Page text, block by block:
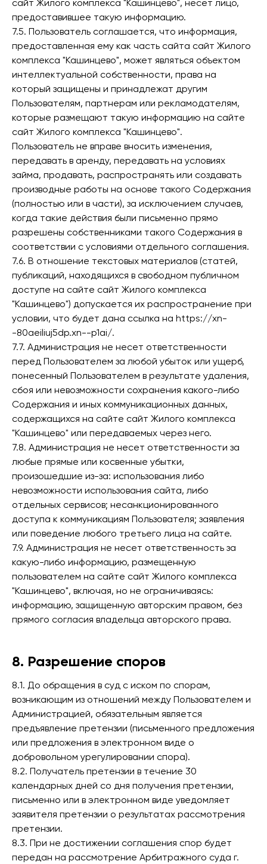
сайт Жилого комплекса "Кашинцево", несет лицо,
предоставившее такую информацию.
7.5. Пользователь соглашается, что информация,
предоставленная ему как часть сайта сайт Жилого
комплекса "Кашинцево", может являться объектом
интеллектуальной собственности, права на
который защищены и принадлежат другим
Пользователям, партнерам или рекламодателям,
которые размещают такую информацию на сайте
сайт Жилого комплекса "Кашинцево".
Пользователь не вправе вносить изменения,
передавать в аренду, передавать на условиях
займа, продавать, распространять или создавать
производные работы на основе такого Содержания
(полностью или в части), за исключением случаев,
когда такие действия были письменно прямо
разрешены собственниками такого Содержания в
соответствии с условиями отдельного соглашения.
7.6. В отношение текстовых материалов (статей,
публикаций, находящихся в свободном публичном
доступе на сайте сайт Жилого комплекса
"Кашинцево") допускается их распространение при
условии, что будет дана ссылка на https://xn-
-80aeiliuj5dp.xn--p1ai/.
7.7. Администрация не несет ответственности
перед Пользователем за любой убыток или ущерб,
понесенный Пользователем в результате удаления,
сбоя или невозможности сохранения какого-либо
Содержания и иных коммуникационных данных,
содержащихся на сайте сайт Жилого комплекса
"Кашинцево" или передаваемых через него.
7.8. Администрация не несет ответственности за
любые прямые или косвенные убытки,
произошедшие из-за: использования либо
невозможности использования сайта, либо
отдельных сервисов; несанкционированного
доступа к коммуникациям Пользователя; заявления
или поведение любого третьего лица на сайте.
7.9. Администрация не несет ответственность за
какую-либо информацию, размещенную
пользователем на сайте сайт Жилого комплекса
"Кашинцево", включая, но не ограничиваясь:
информацию, защищенную авторским правом, без
прямого согласия владельца авторского права.
8. Разрешение споров
8.1. До обращения в суд с иском по спорам,
возникающим из отношений между Пользователем и
Администрацией, обязательным является
предъявление претензии (письменного предложения
или предложения в электронном виде о
добровольном урегулировании спора).
8.2. Получатель претензии в течение 30
календарных дней со дня получения претензии,
письменно или в электронном виде уведомляет
заявителя претензии о результатах рассмотрения
претензии.
8.3. При не достижении соглашения спор будет
передан на рассмотрение Арбитражного суда г.